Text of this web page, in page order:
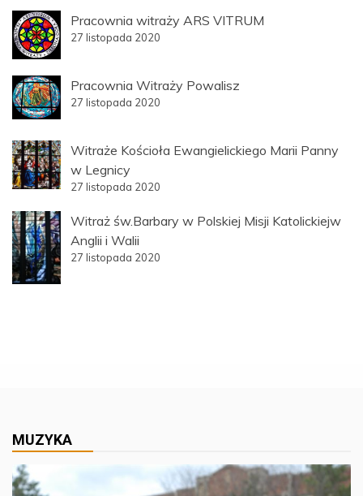
Pracownia witraży ARS VITRUM
27 listopada 2020
Pracownia Witraży Powalisz
27 listopada 2020
Witraże Kościoła Ewangielickiego Marii Panny
w Legnicy
27 listopada 2020
Witraż św.Barbary w Polskiej Misji Katolickiejw
Anglii i Walii
27 listopada 2020
MUZYKA